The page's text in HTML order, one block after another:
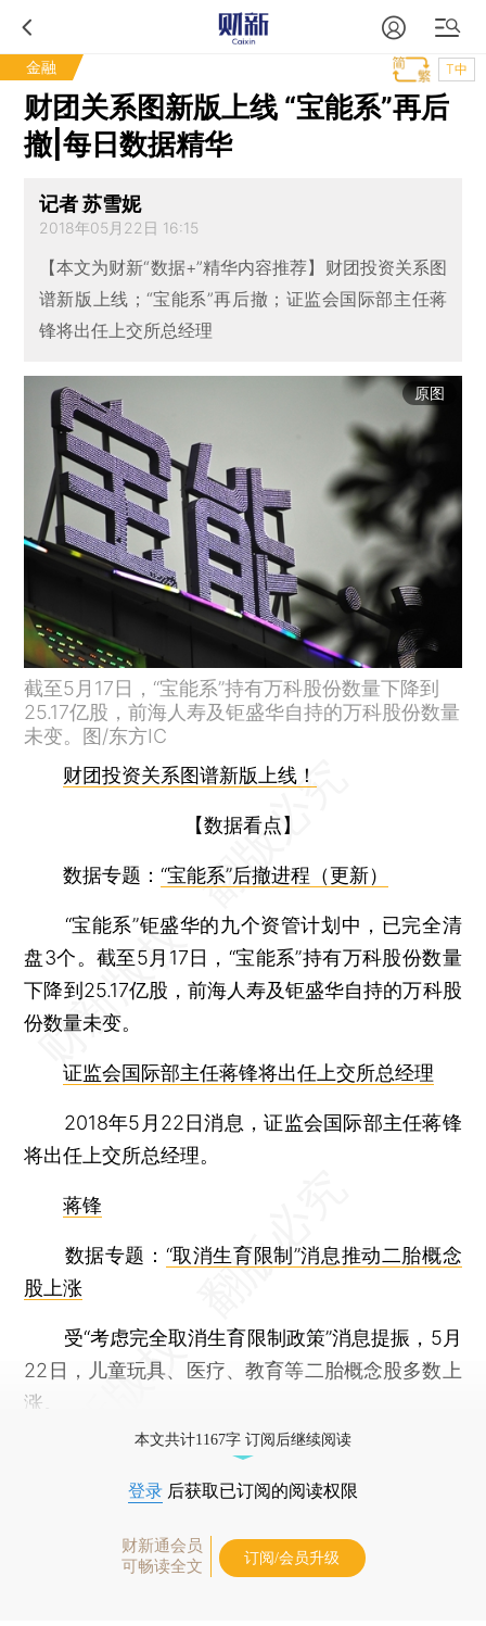
金融 T中
财团关系图新版上线 “宝能系”再后
撤|每日数据精华
记者 苏雪妮
2018年05月22日 16:15
【本文为财新“数据+”精华内容推荐】财团投资关系图
谱新版上线；“宝能系”再后撤；证监会国际部主任蒋
锋将出任上交所总经理
原图
截至5月17日，“宝能系”持有万科股份数量下降到
25.17亿股，前海人寿及钜盛华自持的万科股份数量
未变。图/东方IC
财团投资关系图谱新版上线！
【数据看点】
数据专题：“宝能系”后撤进程（更新）
“宝能系”钜盛华的九个资管计划中，已完全清
盘3个。截至5月17日，“宝能系”持有万科股份数量
下降到25.17亿股，前海人寿及钜盛华自持的万科股
份数量未变。
证监会国际部主任蒋锋将出任上交所总经理
2018年5月22日消息，证监会国际部主任蒋锋
将出任上交所总经理。
蒋锋
数据专题： “取消生育限制”消息推动二胎概念
股上涨
受“考虑完全取消生育限制政策”消息提振，5月
22日，儿童玩具、医疗、教育等二胎概念股多数上
涨。
本文共计1167字 订阅后继续阅读
登录 后获取已订阅的阅读权限
财新通会员
可畅读全文
订阅/会员升级